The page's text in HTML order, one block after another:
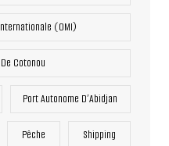
(OMI)
Cotonou
Port Autonome D’Abidjan
Pêche Shipping